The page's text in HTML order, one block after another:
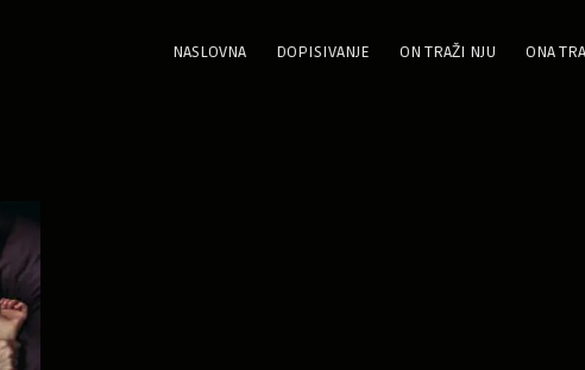
NASLOVNA DOPISIVANJE ON TRAŽI NJU ONA